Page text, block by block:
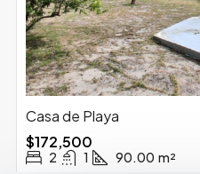
Casa de Playa
$172,500
2 1 90.00 m²